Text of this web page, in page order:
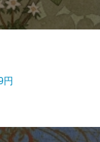
円